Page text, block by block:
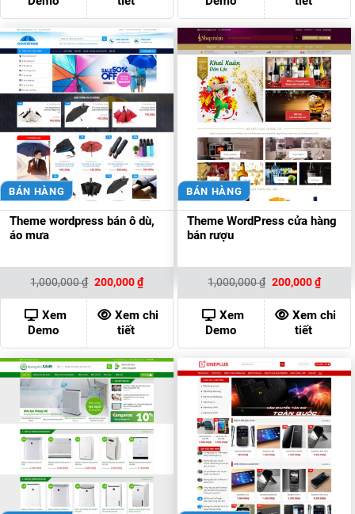
BÁN HÀNG
Theme wordpress bán ô dù,
áo mưa
1,000,000₫ Giá
là:
1,000,000 ₫.
200,000₫Giá
hiện
tại
là:
200,000 ₫.
Xem
Demo
Xem chi
tiết
BÁN HÀNG
Theme WordPress cửa hàng
bán rượu
1,000,000₫ Giá
là:
1,000,000 ₫.
200,000₫Giá
hiện
tại
là:
Xem
Demo
Xem chi
tiết